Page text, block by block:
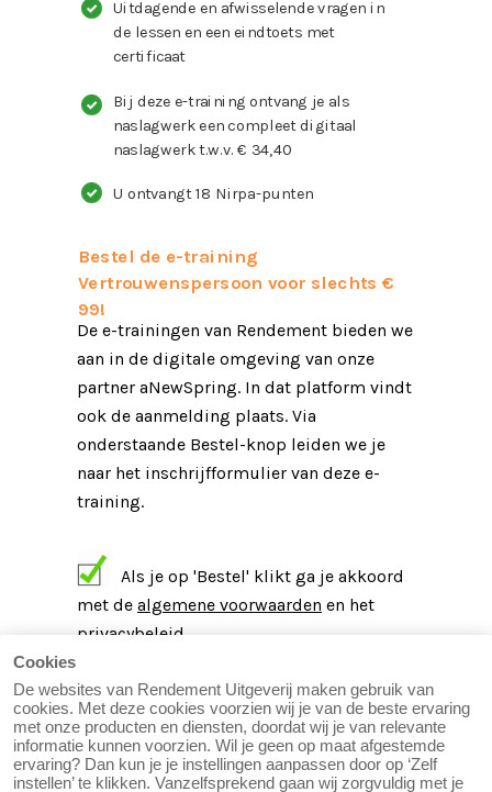
Cookies
De websites van Rendement Uitgeverij maken gebruik van
cookies. Met deze cookies voorzien wij je van de beste ervaring
met onze producten en diensten, doordat wij je van relevante
informatie kunnen voorzien. Wil je geen op maat afgestemde
ervaring? Dan kun je je instellingen aanpassen door op ‘Zelf
instellen’ te klikken. Vanzelfsprekend gaan wij zorgvuldig met je
Klikt je op ‘Bestel’ dan geef je automatisch
toestemming voor het ontvangen van commerciële e-
mails, waarmee wij je op de hoogte brengen van
Bestel de e-training
Vertrouwenspersoon voor slechts €
99!
Bestel
De e-trainingen van Rendement bieden we
aan in de digitale omgeving van onze
partner aNewSpring. In dat platform vindt
ook de aanmelding plaats. Via
onderstaande Bestel-knop leiden we je
naar het inschrijfformulier van deze e-
training.
Als je op 'Bestel' klikt ga je akkoord
met de algemene voorwaarden en het
privacybeleid
Uitdagende en afwisselende vragen in
de lessen en een eindtoets met
certificaat
Bij deze e-training ontvang je als
naslagwerk een compleet digitaal
naslagwerk t.w.v. € 34,40
U ontvangt 18 Nirpa-punten